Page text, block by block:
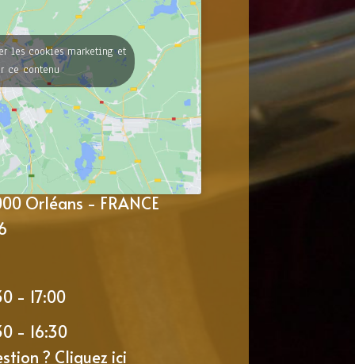
les cookies marketing et
ce contenu
Orléans - FRANCE
- 17:00
- 16:30
? Cliquez ici